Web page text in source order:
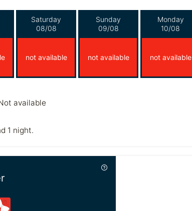
Saturday
08/08
not available
Sunday
09/08
not available
Monday
10/08
not available
available
1 night.